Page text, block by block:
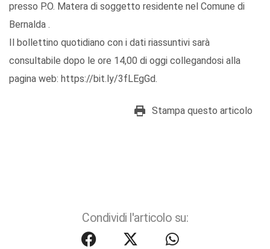
presso P.O. Matera di soggetto residente nel Comune di
Bernalda .
Il bollettino quotidiano con i dati riassuntivi sarà
consultabile dopo le ore 14,00 di oggi collegandosi alla
pagina web: https://bit.ly/3fLEgGd.
Stampa questo articolo
Condividi l'articolo su: